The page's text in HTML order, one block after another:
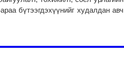
бүтээгдэхүүнийг худалдан авч